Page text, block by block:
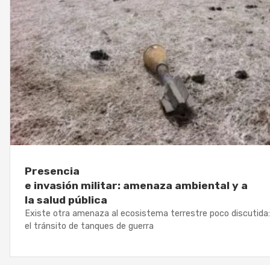
Presencia
e invasión militar: amenaza ambiental y a
la salud pública
Existe otra amenaza al ecosistema terrestre poco discutida:
el tránsito de tanques de guerra